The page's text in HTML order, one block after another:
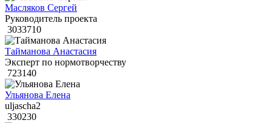
Масляков Сергей
Руководитель проекта
3033710
Тайманова Анастасия
Эксперт по нормотворчеству
723140
Ульянова Елена
uljascha2
330230